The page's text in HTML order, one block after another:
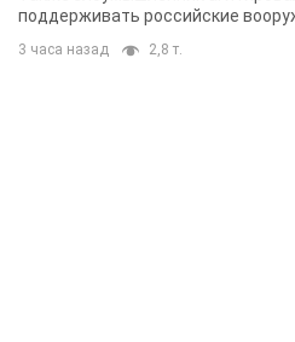
поддерживать российские
3 часа назад 2,8 т.